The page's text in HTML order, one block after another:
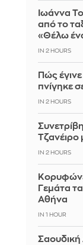
Ιωάννα
από το
«Θέλω
IN 2 HOURS
Πώς
πνίγηκε
IN 2 HOURS
Τζανέιρο
IN 2 HOURS
Γεμάτα
Αθήνα
IN 1 HOUR
Σαουδική